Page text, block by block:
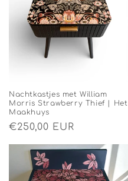
Nachtkastjes met William
Morris Strawberry Thief | Het
Maakhuys
Normale
€250,00 EUR